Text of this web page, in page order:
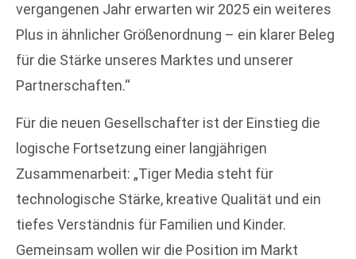
vergangenen Jahr erwarten wir 2025 ein weiteres
Plus in ähnlicher Größenordnung – ein klarer Beleg
für die Stärke unseres Marktes und unserer
Partnerschaften.“
Für die neuen Gesellschafter ist der Einstieg die
logische Fortsetzung einer langjährigen
Zusammenarbeit: „Tiger Media steht für
technologische Stärke, kreative Qualität und ein
tiefes Verständnis für Familien und Kinder.
Gemeinsam wollen wir die Position im Markt